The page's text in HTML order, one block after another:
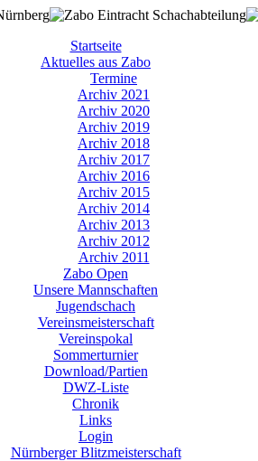
Startseite
Aktuelles aus Zabo
Termine
Archiv 2021
Archiv 2020
Archiv 2019
Archiv 2018
Archiv 2017
Archiv 2016
Archiv 2015
Archiv 2014
Archiv 2013
Archiv 2012
Archiv 2011
Zabo Open
Unsere Mannschaften
Jugendschach
Vereinsmeisterschaft
Vereinspokal
Sommerturnier
Download/Partien
DWZ-Liste
Chronik
Links
Login
Nürnberger Blitzmeisterschaft